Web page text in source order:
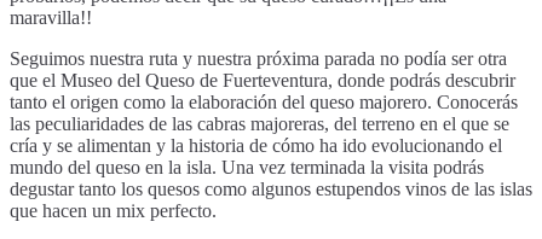
maravilla!!
Seguimos nuestra ruta y nuestra próxima parada no podía ser otra
que el Museo del Queso de Fuerteventura, donde podrás descubrir
tanto el origen como la elaboración del queso majorero. Conocerás
las peculiaridades de las cabras majoreras, del terreno en el que se
cría y se alimentan y la historia de cómo ha ido evolucionando el
mundo del queso en la isla. Una vez terminada la visita podrás
degustar tanto los quesos como algunos estupendos vinos de las islas
que hacen un mix perfecto.